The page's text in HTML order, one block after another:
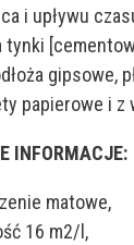
i upływu
tynki
gipsowe,
papierowe i z
INFORMACJE:
matowe,
16 m2/l,